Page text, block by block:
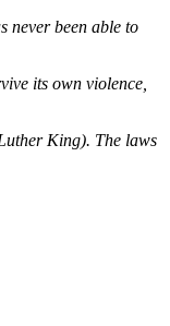
never been able to
its own violence,
King). The laws